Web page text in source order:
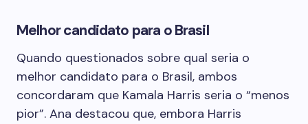
Melhor candidato para o Brasil
Quando questionados sobre qual seria o
melhor candidato para o Brasil, ambos
concordaram que Kamala Harris seria o “menos
pior”. Ana destacou que, embora Harris